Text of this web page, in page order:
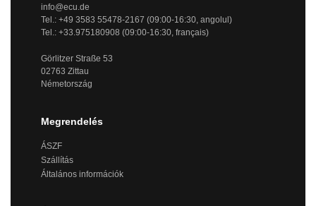
info@ecu.de
Tel.: +49 3583 55478-2167 (09:00-16:30, angolul)
Tel.: +33.975180908 (09:00-16:30, français)
Görlitzer Straße 53
02763 Zittau
Németország
Megrendelés
ÁSZF
Szállítás
Általános információk